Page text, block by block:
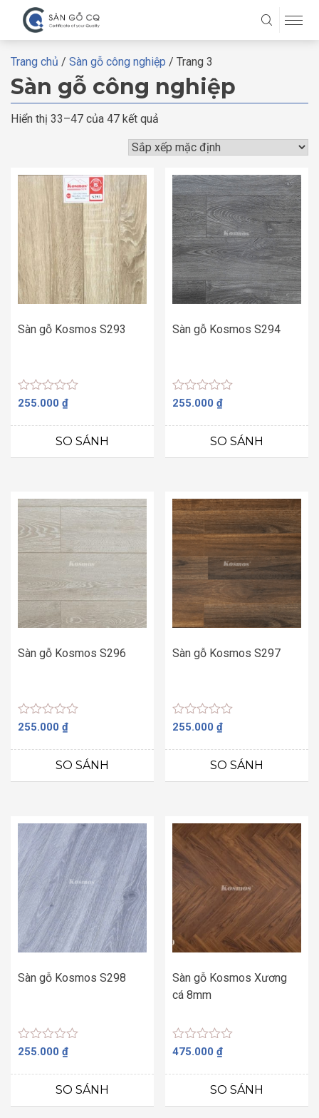
Trang chủ / Sàn gỗ công nghiệp / Trang 3
Sàn gỗ công nghiệp
Hiển thị 33–47 của 47 kết quả
Sàn gỗ Kosmos S293
Được
hạng
sao
255.000 ₫
SO SÁNH
Sàn gỗ Kosmos S294
Được
hạng
sao
255.000₫
SO SÁNH
Sàn gỗ Kosmos S296
Được
hạng
sao
255.000 ₫
SO SÁNH
Sàn gỗ Kosmos S297
Được
hạng
sao
255.000₫
SO SÁNH
Sàn gỗ Kosmos S298
Được
hạng
sao
255.000 ₫
SO SÁNH
Sàn gỗ Kosmos Xương
cá 8mm
Được
hạng
sao
475.000₫
SO SÁNH